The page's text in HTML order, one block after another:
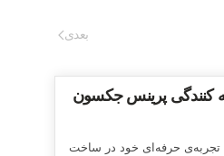
بعدی
کنندگی پرینس جکسون
حرفه‌ای خود در ساخت